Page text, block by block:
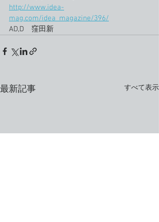
http://www.idea-
mag.com/idea_magazine/396/
AD,D　窪田新
最新記事 すべて表示